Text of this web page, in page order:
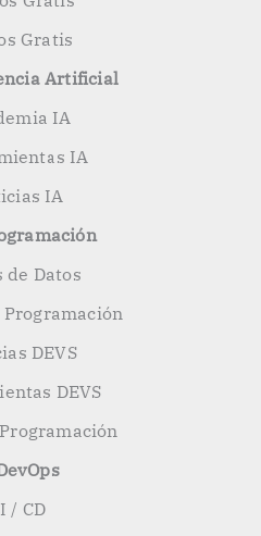
Gratis
Artificial
IA
IA
IA
de Datos
Programación
DEVS
DEVS
/ CD